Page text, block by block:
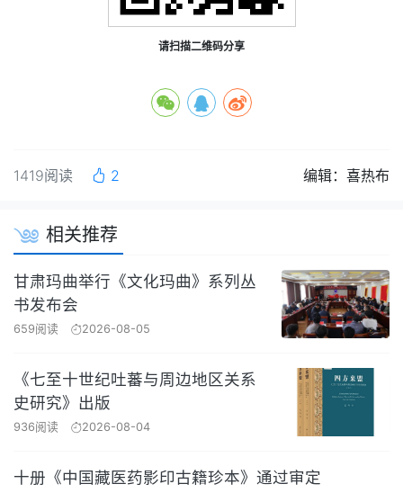
请扫描二维码分享
1419阅读 2 编辑：喜热布
相关推荐
甘肃玛曲举行《文化玛曲》系列丛
书发布会
659阅读 2026-08-05
《七至十世纪吐蕃与周边地区关系
史研究》出版
936阅读 2026-08-04
十册《中国藏医药影印古籍珍本》通过审定